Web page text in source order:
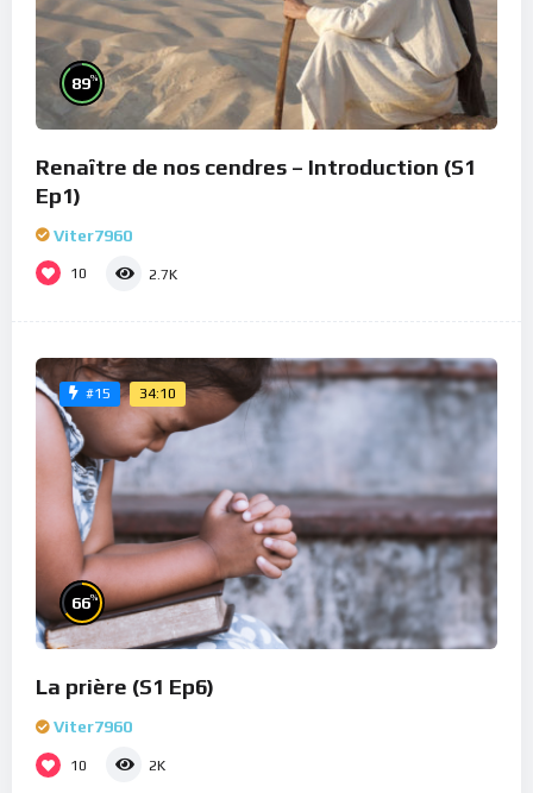
89%
Renaître de nos cendres – Introduction (S1
Ep1)
Viter7960
10 2.7K
#15 34:10
66%
La prière (S1 Ep6)
Viter7960
10 2K